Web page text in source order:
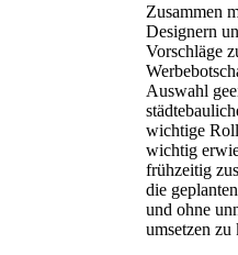
Zusammen
Designern
Vorschläge
Auswahl
wichtige
wichtig
frühzeitig
die
und ohne
umsetzen zu